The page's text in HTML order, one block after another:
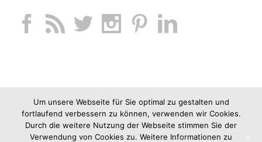
Um unsere Webseite für Sie optimal zu gestalten und
fortlaufend verbessern zu können, verwenden wir Cookies.
Durch die weitere Nutzung der Webseite stimmen Sie der
Verwendung von Cookies zu. Weitere Informationen zu